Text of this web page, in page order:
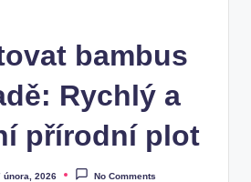
bambus
Rychlý a
přírodní plot
února, 2026 No Comments